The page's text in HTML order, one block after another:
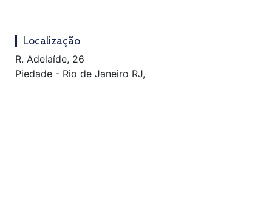
Localização
R. Adelaíde, 26
Piedade - Rio de Janeiro RJ,